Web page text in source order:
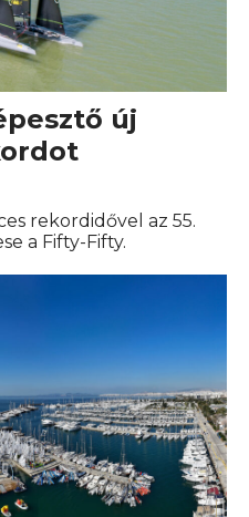
új
rekordidővel az 55.
a Fifty-Fifty.